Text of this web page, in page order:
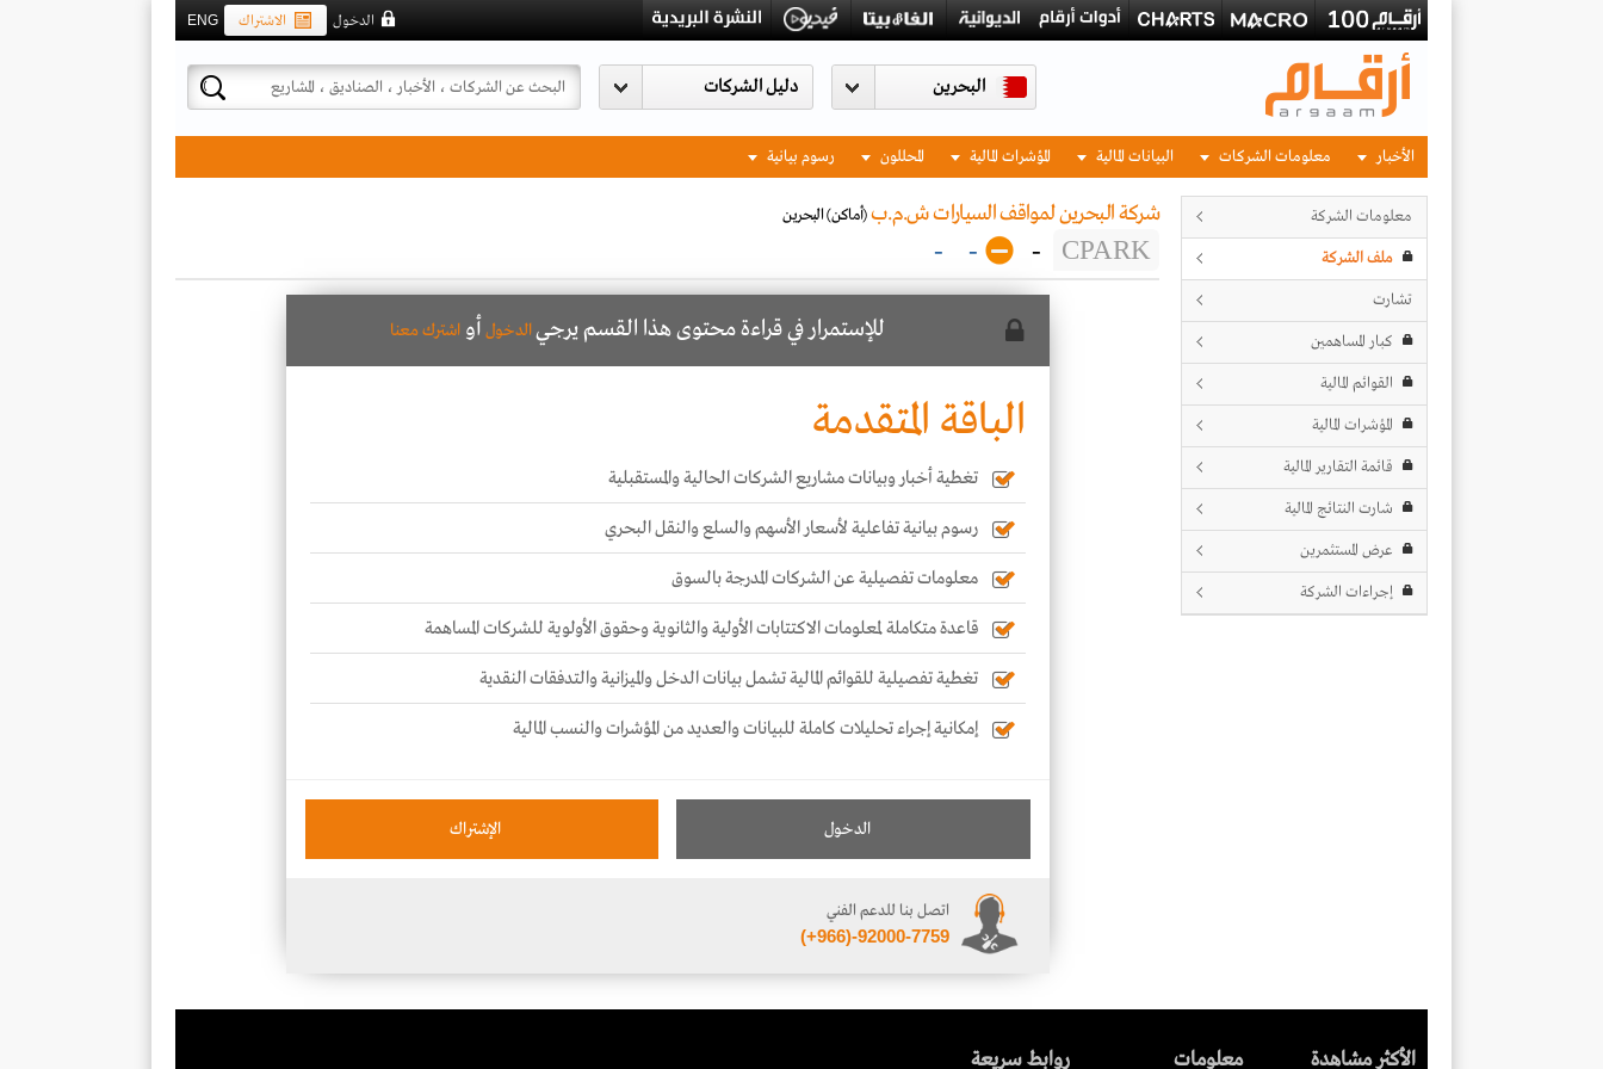
ENG الاشتراك الدخول
البحرين
الأخبار معلومات الشركات البيانات المالية المؤشرات المالية المحللون رسوم بيانية
معلومات الشركة
ملف الشركة
تشارت
كبار المساهمين
القوائم المالية
المؤشرات المالية
قائمة التقارير المالية
شارت النتائج المالية
عرض المستثمرين
إجراءات الشركة
شركة البحرين لمواقف السيارات ش.م.ب(أماكن)البحرين
CPARK
-
-
-
للإستمرار في قراءة محتوى هذا القسم يرجيالدخول أو اشترك معنا
الباقة المتقدمة
تغطية أخبار وبيانات مشاريع الشركات الحالية والمستقبلية
رسوم بيانية تفاعلية لأسعار الأسهم والسلع والنقل البحري
معلومات تفصيلية عن الشركات المدرجة بالسوق
قاعدة متكاملة لمعلومات الاكتتابات الأولية والثانوية وحقوق الأولوية للشركات المساهمة
تغطية تفصيلية للقوائم المالية تشمل بيانات الدخل والميزانية والتدفقات النقدية
إمكانية إجراء تحليلات كاملة للبيانات والعديد من المؤشرات والنسب المالية
الدخول الإشتراك
اتصل بنا للدعم الفني
(+966)-92000-7759
الأكثر مشاهدة معلومات روابط سريعة